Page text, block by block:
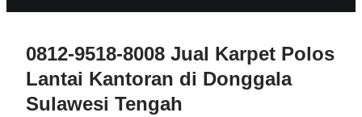
0812-9518-8008 Jual Karpet Polos
Lantai Kantoran di Donggala
Sulawesi Tengah